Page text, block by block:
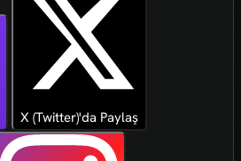
X (Twitter)'da Paylaş